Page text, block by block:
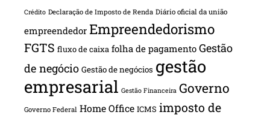
Crédito Declaração de Imposto de Renda Diário oficial da união
empreendedor Empreendedorismo
FGTS fluxo de caixa folha de pagamento Gestão
de negócio Gestão de negócios gestão
empresarial Gestão Financeira Governo
Governo Federal Home Office ICMS imposto de